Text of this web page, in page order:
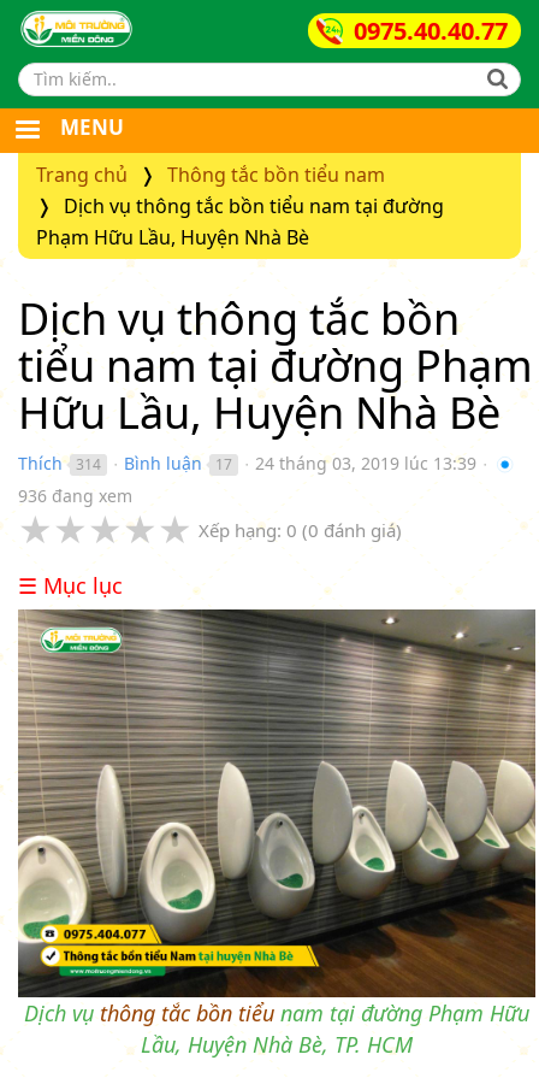
0975.40.40.77
Search form
MENU
Trang chủ
Thông tắc bồn tiểu nam
Dịch vụ thông tắc bồn tiểu nam tại đường
Phạm Hữu Lầu, Huyện Nhà Bè
Dịch vụ thông tắc bồn
tiểu nam tại đường Phạm
Hữu Lầu, Huyện Nhà Bè
Thích 314 ● Bình luận 17 ● 24 tháng 03, 2019 lúc 13:39 ●
936 đang xem
★★★★★ Xếp hạng: 0 (0 đánh giá)
☰ Mục lục
Dịch vụ thông tắc bồn tiểu nam tại đường Phạm Hữu
Lầu, Huyện Nhà Bè, TP. HCM